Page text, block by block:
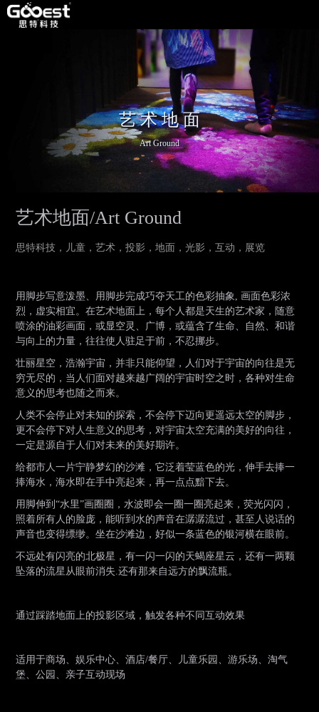
艺 术 地 面
Art Ground
艺术地面/Art Ground
思特科技，儿童，艺术，投影，地面，光影，互动，展览
用脚步写意泼墨、用脚步完成巧夺天工的色彩抽象, 画面色彩浓
烈，虚实相宜。在艺术地面上，每个人都是天生的艺术家，随意
喷涂的油彩画面，或显空灵、广博，或蕴含了生命、自然、和谐
与向上的力量，往往使人驻足于前，不忍挪步。
壮丽星空，浩瀚宇宙，并非只能仰望，人们对于宇宙的向往是无
穷无尽的，当人们面对越来越广阔的宇宙时空之时，各种对生命
意义的思考也随之而来。
人类不会停止对未知的探索，不会停下迈向更遥远太空的脚步，
更不会停下对人生意义的思考，对宇宙太空充满的美好的向往，
一定是源自于人们对未来的美好期许。
给都市人一片宁静梦幻的沙滩，它泛着莹蓝色的光，伸手去捧一
捧海水，海水即在手中亮起来，再一点点黯下去。
用脚伸到“水里”画圈圈，水波即会一圈一圈亮起来，荧光闪闪，
照着所有人的脸庞，能听到水的声音在潺潺流过，甚至人说话的
声音也变得缥缈。坐在沙滩边，好似一条蓝色的银河横在眼前。
不远处有闪亮的北极星，有一闪一闪的天蝎座星云，还有一两颗
坠落的流星从眼前消失.还有那来自远方的飘流瓶。
通过踩踏地面上的投影区域，触发各种不同互动效果
适用于商场、娱乐中心、酒店/餐厅、儿童乐园、游乐场、淘气
堡、公园、亲子互动现场